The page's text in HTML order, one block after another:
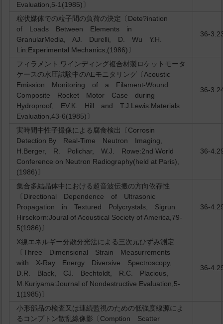
Evaluation,5-1(1985)〕
粒状媒体での粒子間の負荷の決定〔Dete?ination
of Loads Between Elements in
GranularMedia, AJ. Durelli, D. Wu Y.H.
Lin:Experimental Mechanics,(1986)〕
36-
フィラメント.ワインディング複合材製ロケットモータ
ケースの水圧試験中のAEモニタリング〔Acoustic
Emission Monitoring of a Filament-Wound
Composite Rocket Motor Case during
Hydroproof, EV.K. Hill and T.J.Lewis:Materials
Evaluation,43-6(1985)〕
36-
実時間中性子撮像による腐食検出〔Corrosin
Detection By Real-Time Neutron Imaging,
H.Berger, R. Polichar, W.J. Rowe:2nd World
Conference on Neutron Radiography(held at Paris),
(1986)〕
36-
集合多結晶体中における超音波伝搬の方向依存性
〔Directional Dependence of Ultrasonic
Propagation in Textured Polycrystals, Sigrun
Hirsekorn:Joural of Acoustical Society of America,79-
5(1986)〕
36-
X線エネルギー分散分光法による三次元ひずみ測定
〔Three Dimensional Strain Measurrements
with X-Ray Energy Diversive Spectroscopy,
D.R. Black, CJ. Bechtoldt, R.C. Placious,
M.Kuriyama:Journal of Nondestructive Evaluation,5-
1(1985)〕
36-
小形部品の検査又は連続監視のための低強度線源によ
るコンプトン散乱線像影〔Comption Scatter